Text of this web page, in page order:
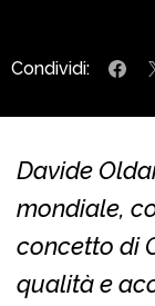
Condividi:
Davide
mondiale,
concetto di
qualità e